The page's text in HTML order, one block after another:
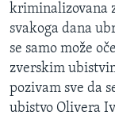
kriminalizovana
svakoga dana
se samo može
zverskim
pozivam sve da
ubistvo Olivera